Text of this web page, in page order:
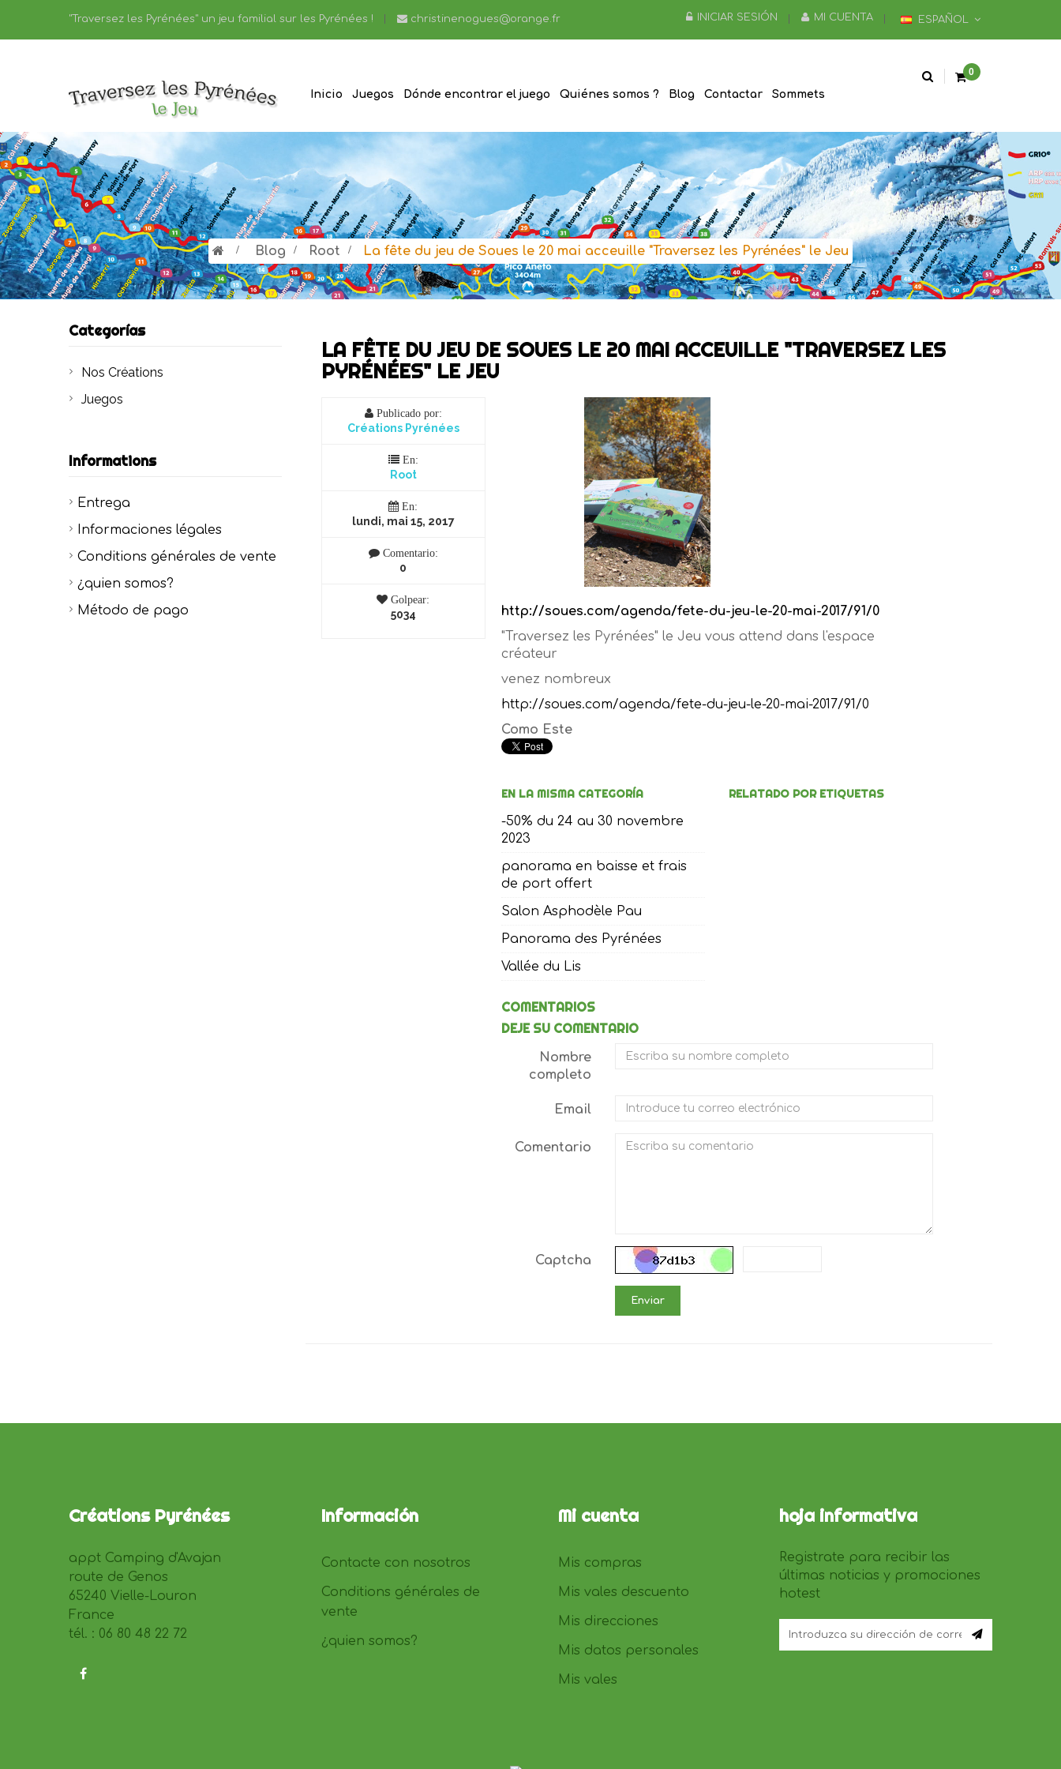
ESPAÑOL
INICIAR SESIÓN MI CUENTA
"Traversez les Pyrénées" un jeu familial sur les Pyrénées ! christinenogues@orange.fr
Inicio Juegos Dónde encontrar el juego Quiénes somos ? Blog Contactar Sommets
0
> Blog > Root > La fête du jeu de Soues le 20 mai acceuille "Traversez les Pyrénées" le Jeu
Categorías
Nos Créations
Juegos
Informations
Entrega
Informaciones légales
Conditions générales de vente
¿quien somos?
Método de pago
LA FÊTE DU JEU DE SOUES LE 20 MAI ACCEUILLE "TRAVERSEZ LES
PYRÉNÉES" LE JEU
Publicado por:
Créations Pyrénées
En:
Root
En:
lundi, mai 15, 2017
Comentario:
0
Golpear:
5034
http://soues.com/agenda/fete-du-jeu-le-20-mai-2017/91/0
"Traversez les Pyrénées" le Jeu vous attend dans l'espace
créateur
venez nombreux
http://soues.com/agenda/fete-du-jeu-le-20-mai-2017/91/0
Como Este
EN LA MISMA CATEGORÍA
-50% du 24 au 30 novembre
2023
panorama en baisse et frais
de port offert
Salon Asphodèle Pau
Panorama des Pyrénées
Vallée du Lis
RELATADO POR ETIQUETAS
COMENTARIOS
DEJE SU COMENTARIO
Nombre
completo
Email
Comentario
Captcha
Enviar
Créations Pyrénées
appt Camping d'Avajan
route de Genos
65240 Vielle-Louron
France
tél. : 06 80 48 22 72
Información
Contacte con nosotros
Conditions générales de
vente
¿quien somos?
Mi cuenta
Mis compras
Mis vales descuento
Mis direcciones
Mis datos personales
Mis vales
hoja informativa
Registrate para recibir las
últimas noticias y promociones
hotest